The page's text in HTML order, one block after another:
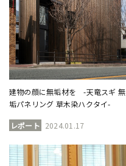
建物の顔に無垢材を -天竜スギ 無
垢パネリング 草木染ハクタイ-
レポート 2024.01.17